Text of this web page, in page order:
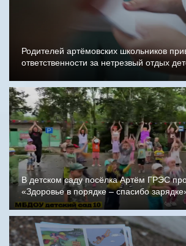
Родителей артёмовских школьников
ответственности за нетрезвый отдых
В детском саду посёлка Артём ГРЭС
«Здоровье в порядке – спасибо